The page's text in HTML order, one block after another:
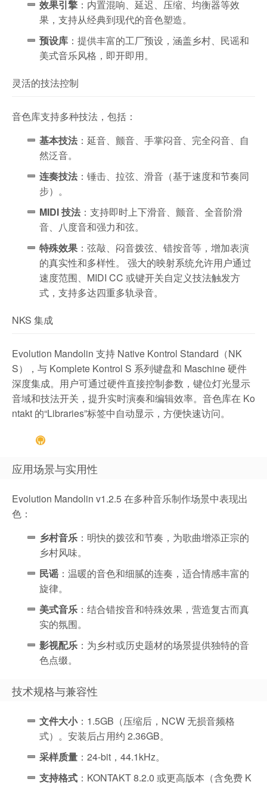
效果引擎 ：内置混响、延迟、压缩、均衡器等效
果，支持从经典到现代的音色塑造。
预设库 ：提供丰富的工厂预设，涵盖乡村、民谣和
美式音乐风格，即开即用。
灵活的技法控制
音色库支持多种技法，包括：
基本技法 ：延音、颤音、手掌闷音、完全闷音、自
然泛音。
连奏技法 ：锤击、拉弦、滑音（基于速度和节奏同
步）。
MIDI 技法 ：支持即时上下滑音、颤音、全音阶滑
音、八度音和强力和弦。
特殊效果 ：弦敲、闷音拨弦、错按音等，增加表演
的真实性和多样性。 强大的映射系统允许用户通过
速度范围、MIDI CC 或键开关自定义技法触发方
式，支持多达四重多轨录音。
NKS 集成
Evolution Mandolin 支持 Native Kontrol Standard（NK
S），与 Komplete Kontrol S 系列键盘和 Maschine 硬件
深度集成。用户可通过硬件直接控制参数，键位灯光显示
音域和技法开关，提升实时演奏和编辑效率。音色库在 Ko
ntakt 的“Libraries”标签中自动显示，方便快速访问。
应用场景与实用性
Evolution Mandolin v1.2.5 在多种音乐制作场景中表现出
色：
乡村音乐 ：明快的拨弦和节奏，为歌曲增添正宗的
乡村风味。
民谣 ：温暖的音色和细腻的连奏，适合情感丰富的
旋律。
美式音乐 ：结合错按音和特殊效果，营造复古而真
实的氛围。
影视配乐 ：为乡村或历史题材的场景提供独特的音
色点缀。
技术规格与兼容性
文件大小：1.5GB（压缩后，NCW 无损音频格
式）。安装后占用约 2.36GB。
采样质量 ：24-bit，44.1kHz。
支持格式 ：KONTAKT 8.2.0 或更高版本（含免费 K